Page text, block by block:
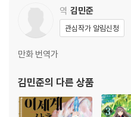
역 김민준
관심작가 알림신청
만화 번역가
김민준의 다른 상품